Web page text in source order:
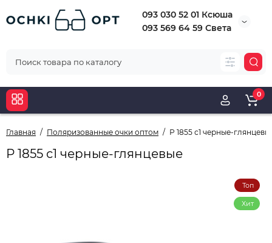
093 030 52 01 Ксюша
093 569 64 59 Света
0
Главная Поляризованные очки оптом Р 1855 с1 черные-
Р 1855 с1 черные-глянцевые
Топ
Хит